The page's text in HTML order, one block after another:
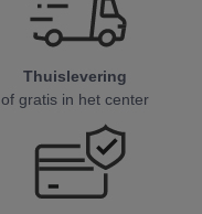
Thuislevering
of gratis in het center